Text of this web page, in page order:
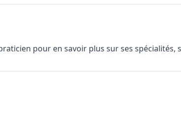
pour en savoir plus sur ses